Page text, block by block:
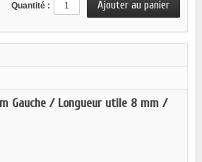
Quantité :
Gauche / Longueur utile 8 mm /